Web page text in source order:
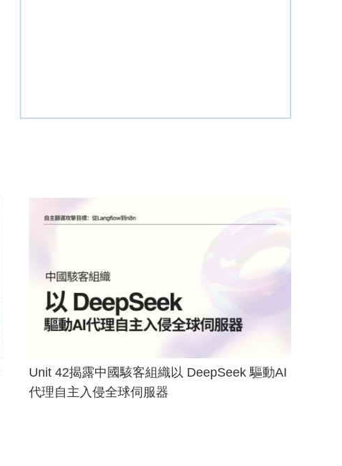
Unit 42揭露中國駭客組織以 DeepSeek 驅動AI
代理自主入侵全球伺服器